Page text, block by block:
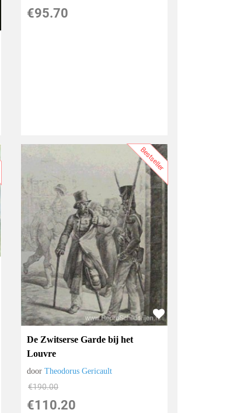
€95.70
Bestseller
De Zwitserse Garde bij het
Louvre
doorTheodorus Gericault
€190.00
€110.20